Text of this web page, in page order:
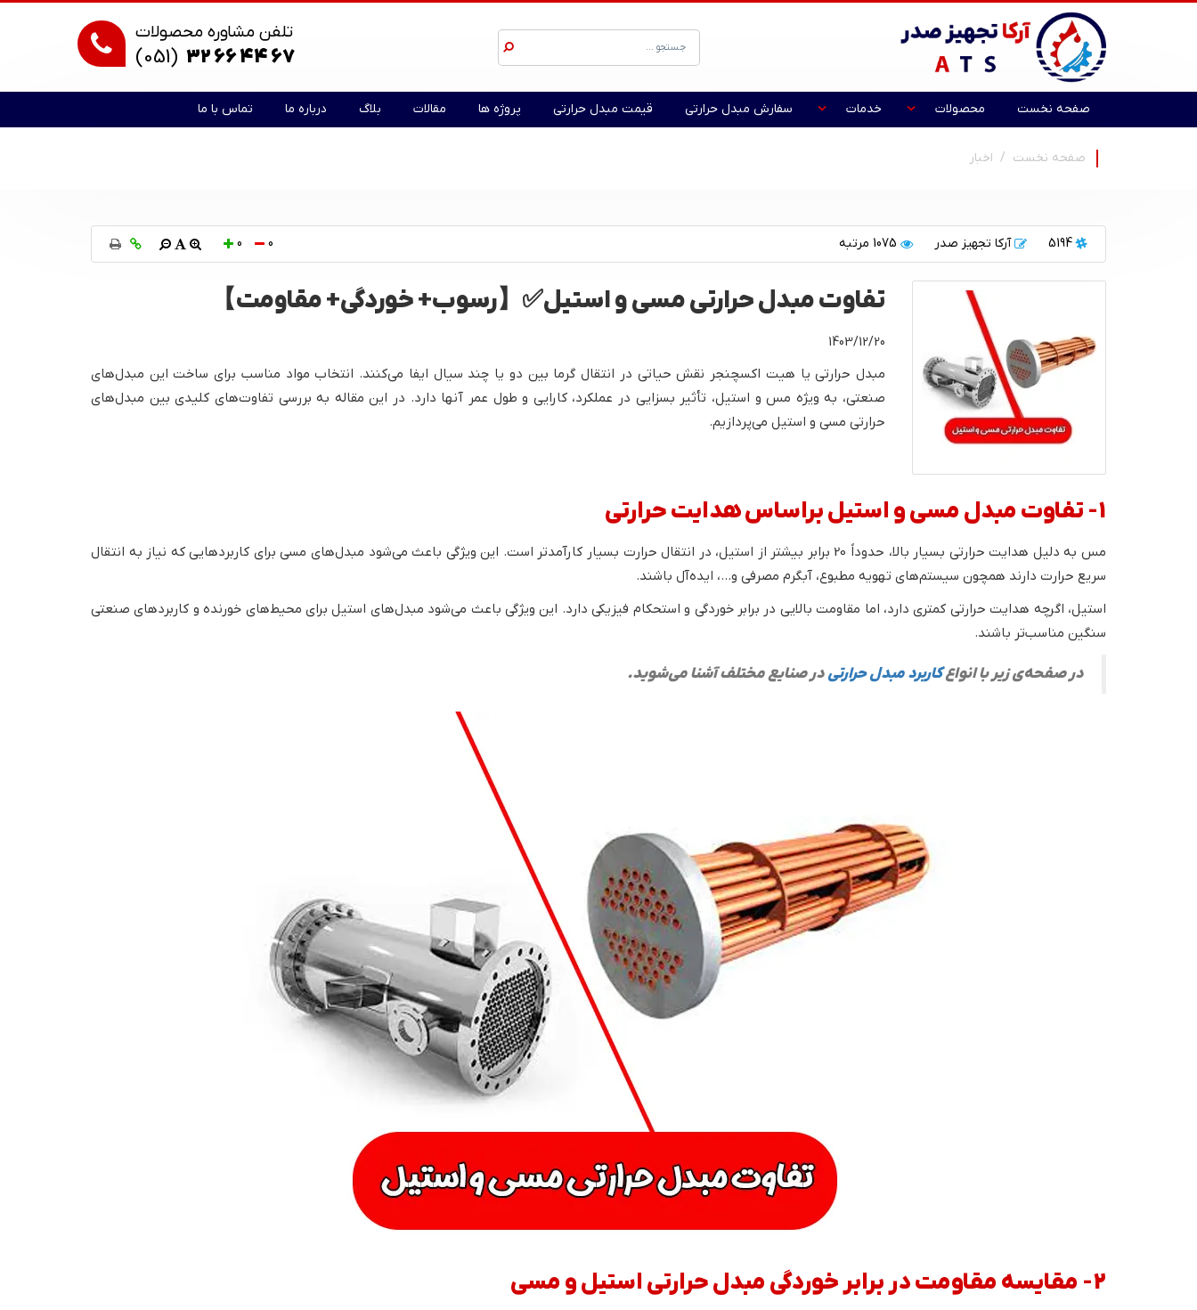
تلفن مشاوره محصولات
(051) 32 66 44 67
صفحه نخست محصولات خدمات سفارش مبدل حرارتی قیمت مبدل حرارتی پروژه ها مقالات بلاگ درباره ما تماس با ما
صفحه نخست اخبار
5194 آرکا تجهیز صدر 1075 مرتبه 0
0
تفاوت مبدل حرارتی مسی و استیل✅【رسوب+ خوردگی+ مقاومت】
1403/12/20
مبدل‌ حرارتی یا هیت اکسچنجر نقش حیاتی در انتقال گرما بین دو یا چند سیال ایفا می‌کنند. انتخاب مواد مناسب برای ساخت این مبدل‌های
صنعتی، به ویژه مس و استیل، تأثیر بسزایی در عملکرد، کارایی و طول عمر آنها دارد. در این مقاله به بررسی تفاوت‌های کلیدی بین مبدل‌های
حرارتی مسی و استیل می‌پردازیم.
1- تفاوت مبدل مسی و استیل براساس هدایت حرارتی
مس به دلیل هدایت حرارتی بسیار بالا، حدوداً 20 برابر بیشتر از استیل، در انتقال حرارت بسیار کارآمدتر است. این ویژگی باعث می‌شود مبدل‌های مسی برای کاربردهایی که نیاز به انتقال
سریع حرارت دارند همچون سیستم‌های تهویه مطبوع، آبگرم مصرفی و...، ایده‌آل باشند.
استیل، اگرچه هدایت حرارتی کمتری دارد، اما مقاومت بالایی در برابر خوردگی و استحکام فیزیکی دارد. این ویژگی باعث می‌شود مبدل‌های استیل برای محیط‌های خورنده و کاربردهای صنعتی
سنگین مناسب‌تر باشند.
در صفحه‌ی زیر با انواعکاربرد مبدل حرارتیدر صنایع مختلف آشنا می‌شوید.
2- مقایسه مقاومت در برابر خوردگی مبدل حرارتی استیل و مسی